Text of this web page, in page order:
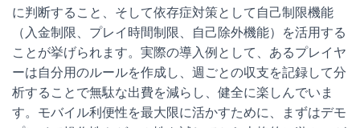
に判断すること、そして依存症対策として自己制限機能
（入金制限、プレイ時間制限、自己除外機能）を活用する
ことが挙げられます。実際の導入例として、あるプレイヤ
ーは自分用のルールを作成し、週ごとの収支を記録して分
析することで無駄な出費を減らし、健全に楽しんでいま
す。モバイル利便性を最大限に活かすために、まずはデモ